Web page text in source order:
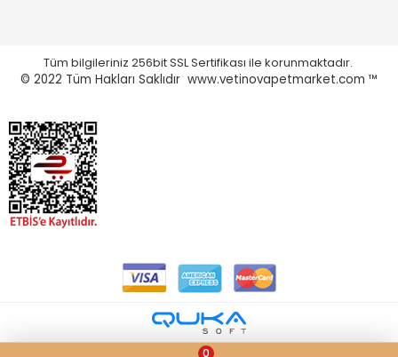
Tüm bilgileriniz 256bit SSL Sertifikası ile korunmaktadır.
© 2022 Tüm Hakları Saklıdır www.vetinovapetmarket.com ™
0